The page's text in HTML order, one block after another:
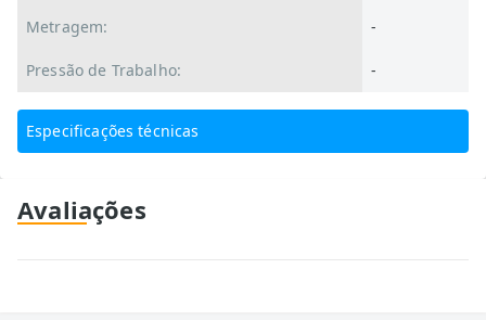
Metragem: -
Pressão de Trabalho: -
Especificações técnicas
Avaliações